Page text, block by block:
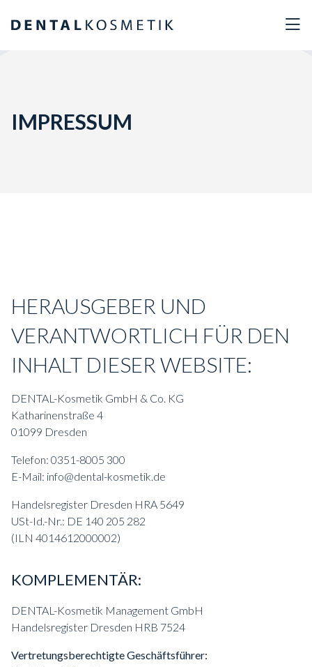
IMPRESSUM
HERAUSGEBER UND
VERANTWORTLICH FÜR DEN
INHALT DIESER WEBSITE:
DENTAL-Kosmetik GmbH & Co. KG
Katharinenstraße 4
01099 Dresden
Telefon: 0351-8005 300
E-Mail: info@dental-kosmetik.de
Handelsregister Dresden HRA 5649
USt-Id.-Nr.: DE 140 205 282
(ILN 4014612000002)
KOMPLEMENTÄR:
DENTAL-Kosmetik Management GmbH
Handelsregister Dresden HRB 7524
Vertretungsberechtigte Geschäftsführer: